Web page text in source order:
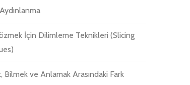
İçin Dilimleme Teknikleri (Slicing
Bilmek ve Anlamak Arasındaki Fark